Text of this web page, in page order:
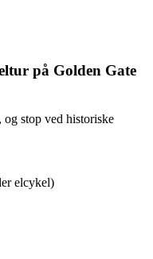
på Golden Gate
stop ved historiske
elcykel)